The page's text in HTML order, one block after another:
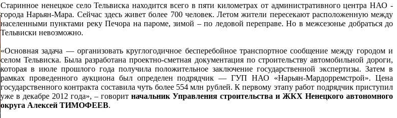
Старинное ненецкое село Тельвиска находится всего в пяти километрах от административного центра НАО -
города Нарьян-Мара. Сейчас здесь живет более 700 человек. Летом жители пересекают расположенную между
населенными пунктами реку Печора на пароме, зимой – по ледовой переправе. Но в межсезонье добраться до
Тельвиски невозможно.
«Основная задача — организовать круглогодичное бесперебойное транспортное сообщение между городом и
селом Тельвиска. Была разработана проектно-сметная документация по строительству автомобильной дороги,
которая в июле прошлого года получила положительное заключение государственной экспертизы. Затем в
рамках проведенного аукциона был определен подрядчик — ГУП НАО «Нарьян-Мардорремстрой». Цена
государственного контракта составила чуть более 554 млн рублей. К первому этапу работ подрядчик приступил
уже в декабре 2012 года», – говорит начальник Управления строительства и ЖКХ Ненецкого автономного
округа Алексей ТИМОФЕЕВ.